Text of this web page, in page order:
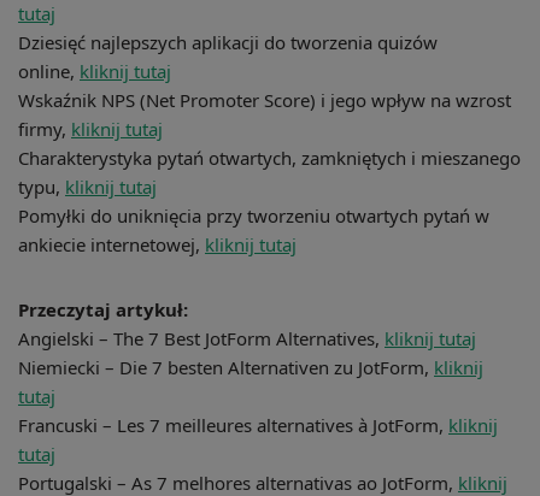
tutaj
Dziesięć najlepszych aplikacji do tworzenia quizów
online, kliknij tutaj
Wskaźnik NPS (Net Promoter Score) i jego wpływ na wzrost
firmy, kliknij tutaj
Charakterystyka pytań otwartych, zamkniętych i mieszanego
typu, kliknij tutaj
Pomyłki do uniknięcia przy tworzeniu otwartych pytań w
ankiecie internetowej, kliknij tutaj
Przeczytaj artykuł:
Angielski – The 7 Best JotForm Alternatives, kliknij tutaj
Niemiecki – Die 7 besten Alternativen zu JotForm, kliknij
tutaj
Francuski – Les 7 meilleures alternatives à JotForm, kliknij
tutaj
Portugalski – As 7 melhores alternativas ao JotForm, kliknij